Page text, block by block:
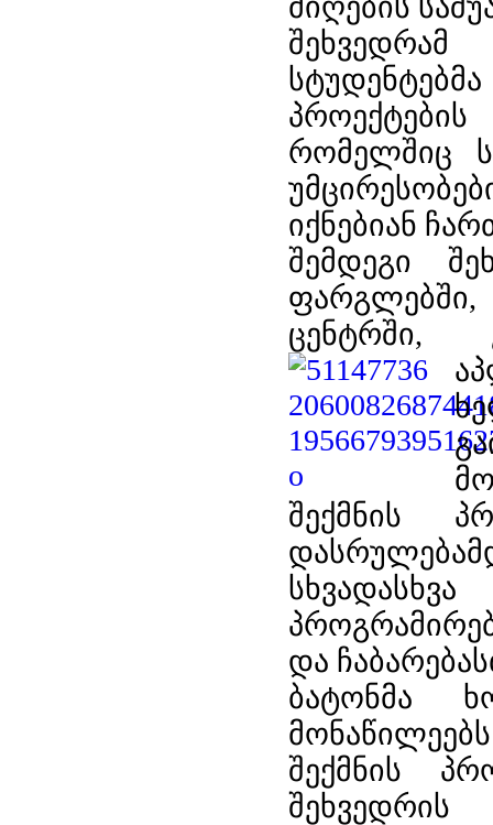
მიღების
რომელშიც
იქნებიან
შემდეგი
ფარგლებში,
ცენტრში,
შექმნის
და
ბატონმა
შექმნის